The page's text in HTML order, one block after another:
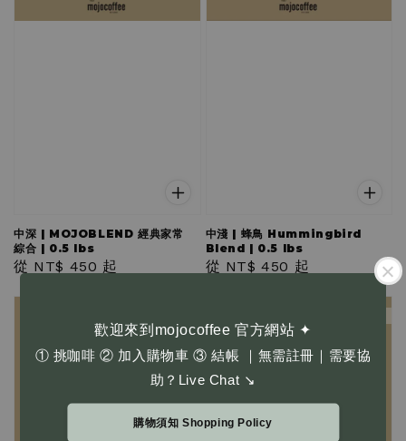
歡迎來到mojocoffee 官方網站 ✦
① 挑咖啡 ② 加入購物車 ③ 結帳 ｜無需註冊｜需要協
助？Live Chat ↘
購物須知 Shopping Policy
中深 | MOJOBLEND 經典家常
綜合 | 0.5 lbs
Regular
從 NT$ 450 起
中淺 | 蜂鳥 Hummingbird
Blend | 0.5 lbs
Regular
從 NT$ 450 起